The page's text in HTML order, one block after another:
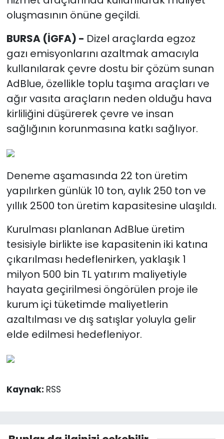
oluşmasının önüne geçildi.
BURSA (İGFA) - Dizel araçlarda egzoz
gazı emisyonlarını azaltmak amacıyla
kullanılarak çevre dostu bir çözüm sunan
AdBlue, özellikle toplu taşıma araçları ve
ağır vasıta araçların neden olduğu hava
kirliliğini düşürerek çevre ve insan
sağlığının korunmasına katkı sağlıyor.
Deneme aşamasında 22 ton üretim
yapılırken günlük 10 ton, aylık 250 ton ve
yıllık 2500 ton üretim kapasitesine ulaşıldı.
Kurulması planlanan AdBlue üretim
tesisiyle birlikte ise kapasitenin iki katına
çıkarılması hedeflenirken, yaklaşık 1
milyon 500 bin TL yatırım maliyetiyle
hayata geçirilmesi öngörülen proje ile
kurum içi tüketimde maliyetlerin
azaltılması ve dış satışlar yoluyla gelir
elde edilmesi hedefleniyor.
Kaynak: RSS